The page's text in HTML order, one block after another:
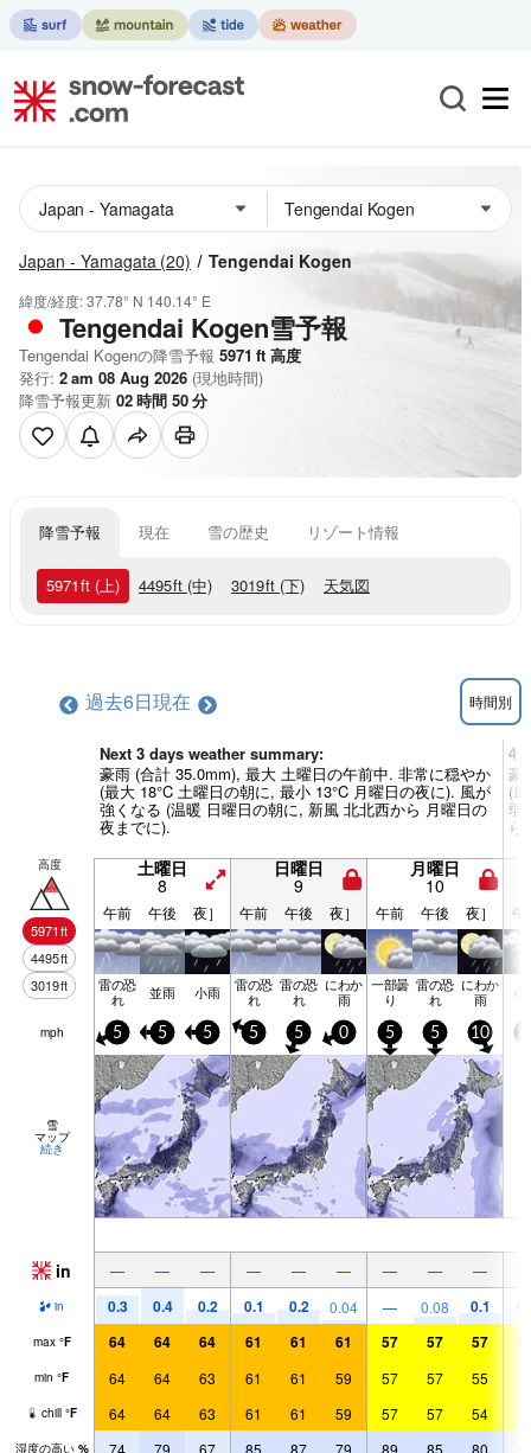
Japan - Yamagata (20) Tengendai Kogen
緯度/経度:37.78° N 140.14° E
Tengendai Kogen雪予報
Tengendai Kogenの降雪予報 5971 ft 高度
発行: 2 am 08 Aug 2026 (現地時間)
降雪予報更新 02時間 50分
降雪予報 現在 雪の歴史 リゾート情報
5971ft (上) 4495ft (中) 3019ft (下) 天気図
過去6日現在 時間別
Next 3 days weather summary:
豪雨 (合計 35.0mm), 最大 土曜日の午前中. 非常に穏やか
(最大 18°C 土曜日の朝に, 最小 13°C 月曜日の夜に). 風が
強くなる (温暖 日曜日の朝に, 新風 北北西から 月曜日の
夜までに).
4 -
豪
(
弱
ら
高度
5971ft
4495ft
3019ft
土曜日
8
日曜日
9
月曜日
10
午前 午後 夜］ 午前 午後 夜］ 午前 午後 夜］ 午
雷の恐
れ 並雨 小雨 雷の恐
れ
雷の恐
れ
にわか
雨
一部曇
り
雷の恐
れ
にわか
雨 小
mph 5 5 5 5 5 0 5 5 10
雪
マップ
続き
in — — — — — — — — —
in 0.3 0.4 0.2 0.1 0.2 0.04 — 0.08 0.1
max °F 64 64 64 61 61 61 57 57 57
min °F 64 64 63 61 61 59 57 57 55
chill °F 64 64 63 61 61 59 57 57 54
湿度の高い % 74 79 67 85 87 79 89 85 80